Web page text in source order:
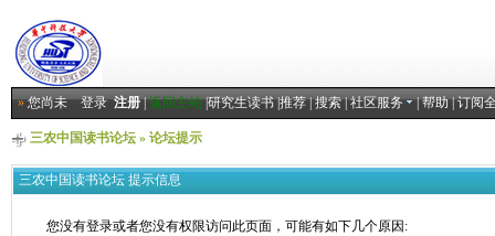
»您尚未登录 注册|返回主站|研究生读书|推荐|搜索|社区服务 |帮助|订阅
三农中国读书论坛» 论坛提示
三农中国读书论坛 提示信息
您没有登录或者您没有权限访问此页面，可能有如下几个原因: